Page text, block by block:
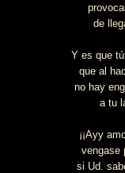
de
Y es que
que al
no hay
a tu
¡¡Ayy
vengase
si Ud.